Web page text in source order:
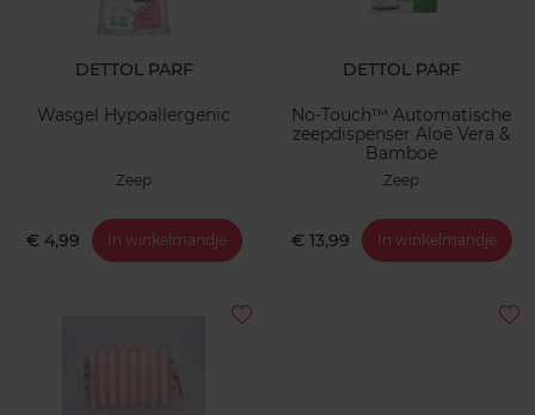
DETTOL PARF
Wasgel Hypoallergenic
Zeep
€ 4,99 In winkelmandje
DETTOL PARF
No-Touch™ Automatische
zeepdispenser Aloë Vera &
Bamboe
Zeep
€ 13,99 In winkelmandje